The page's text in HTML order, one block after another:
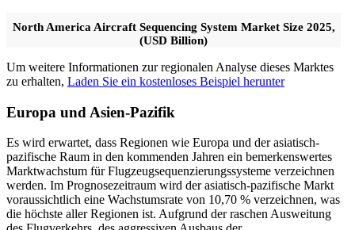
North America Aircraft Sequencing System Market Size 2025,
(USD Billion)
Um weitere Informationen zur regionalen Analyse dieses Marktes
zu erhalten, Laden Sie ein kostenloses Beispiel herunter
Europa und Asien-Pazifik
Es wird erwartet, dass Regionen wie Europa und der asiatisch-
pazifische Raum in den kommenden Jahren ein bemerkenswertes
Marktwachstum für Flugzeugsequenzierungssysteme verzeichnen
werden. Im Prognosezeitraum wird der asiatisch-pazifische Markt
voraussichtlich eine Wachstumsrate von 10,70 % verzeichnen, was
die höchste aller Regionen ist. Aufgrund der raschen Ausweitung